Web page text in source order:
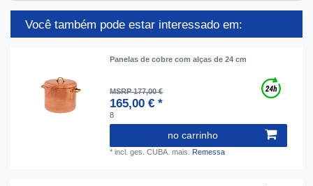
Você também pode estar interessado em:
Panelas de cobre com alças de 24 cm
MSRP 177,00 €
165,00 € *
8
no carrinho
*incl. ges. CUBA. mais. Remessa